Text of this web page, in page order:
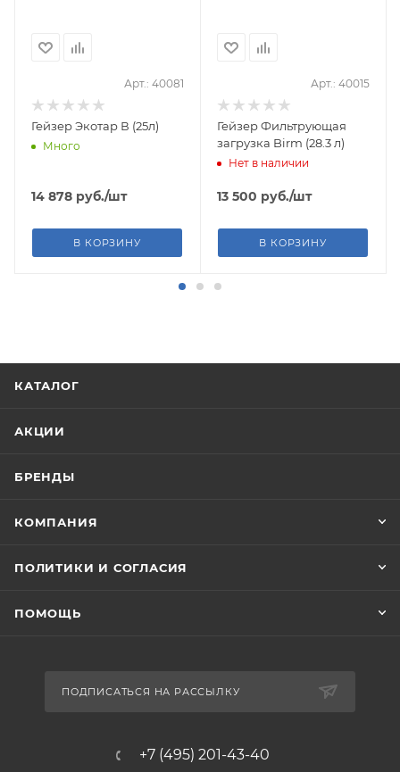
Арт.: 40081
Гейзер Экотар В (25л)
Много
14 878 руб./шт
В КОРЗИНУ
Арт.: 40015
Гейзер Фильтрующая
загрузка Birm (28.3 л)
Нет в наличии
13 500 руб./шт
В КОРЗИНУ
КАТАЛОГ
АКЦИИ
БРЕНДЫ
КОМПАНИЯ
ПОЛИТИКИ И СОГЛАСИЯ
ПОМОЩЬ
ПОДПИСАТЬСЯ НА РАССЫЛКУ
+7 (495) 201-43-40